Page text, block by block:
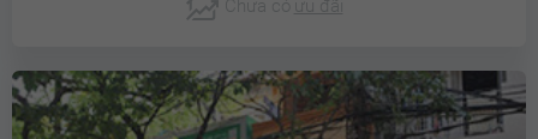
Chưa có ưu đãi